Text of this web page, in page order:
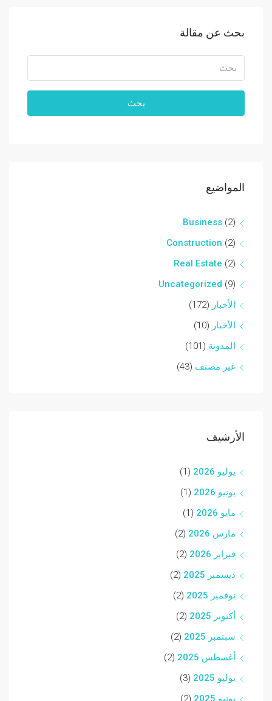
بحث عن مقالة
بحث
المواضيع
Business (2)
Construction (2)
Real Estate (2)
Uncategorized (9)
الأخبار (172)
الأخبار (10)
المدونة (101)
غير مصنف (43)
الأرشيف
يوليو 2026
(1)
يونيو 2026
(1)
مايو 2026
(1)
مارس 2026
(2)
فبراير 2026
(2)
ديسمبر 2025
(2)
نوفمبر 2025
(2)
أكتوبر 2025
(2)
سبتمبر 2025
(2)
أغسطس 2025
(2)
يوليو 2025
(3)
يونيو 2025
(2)